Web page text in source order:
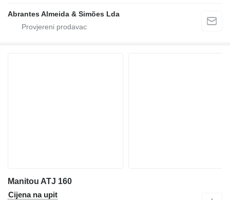
Abrantes Almeida & Simões Lda
Manitou ATJ 160
Cijena na upit